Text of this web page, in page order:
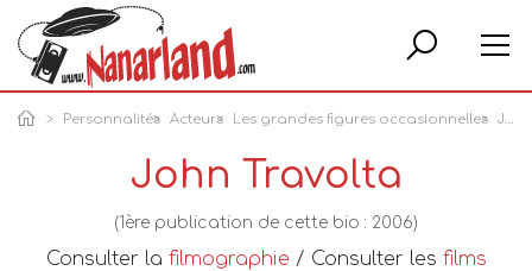
Personnalités Acteurs Les grandes figures occasionnelles John Travolta
John Travolta
(1ère publication de cette bio : 2006)
Consulter la filmographie / Consulter les films